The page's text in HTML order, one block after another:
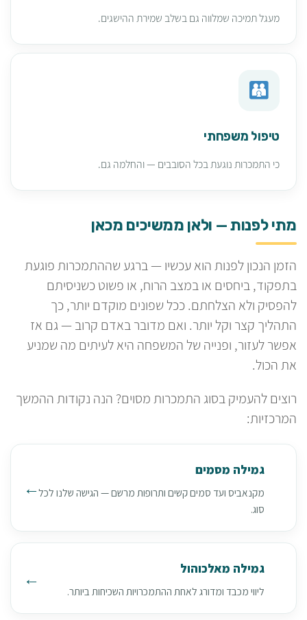
מעגל תמיכה שמלווה גם בשלב שמירת ההישגים.
טיפול משפחתי
כי התמכרות נוגעת בכל הסובבים — והחלמה גם.
מתי לפנות — ולאן ממשיכים מכאן
הזמן הנכון לפנות הוא עכשיו — ברגע שההתמכרות פוגעת
בתפקוד, ביחסים או במצב הרוח, או פשוט כשניסיתם
להפסיק ולא הצלחתם. ככל שפונים מוקדם יותר, כך
התהליך קצר וקל יותר. ואם מדובר באדם קרוב — גם אז
אפשר לעזור, ופנייה של המשפחה היא לעיתים מה שמניע
את הכול.
רוצים להעמיק בסוג התמכרות מסוים? הנה נקודות ההמשך
המרכזיות:
גמילה מסמים
מקנאביס ועד סמים קשים ותרופות מרשם — הגישה שלנו לכל
סוג.
גמילה מאלכוהול
ליווי מכבד ומדורג לאחת ההתמכרויות השכיחות ביותר.